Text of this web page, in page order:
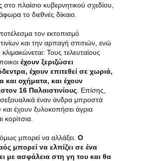
στο πλαίσιο κυβερνητικού σχεδίου,
το διεθνές δίκαιο.
τον εκτοπισμό
και την αρπαγή σπιτιών, ενώ
Τους τελευταίους
έχουν ξεριζώσει
έχουν επιτεθεί σε χωριά,
και οχήματα, και έχουν
16 Παλαιστινίους . Επίσης,
έναν άνδρα μπροστά
και έχουν ξυλοκοπήσει άγρια
κορίτσια.
μπορεί να αλλάξει.Ο
μπορεί να ελπίζει σε ένα
με ασφάλεια στη γη του και θα